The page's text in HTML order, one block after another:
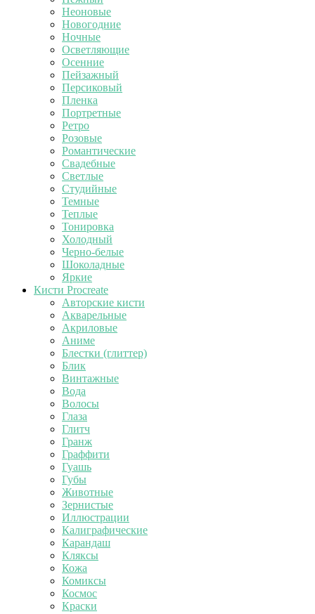
Неоновые
Новогодние
Ночные
Осветляющие
Осенние
Пейзажный
Персиковый
Пленка
Портретные
Ретро
Розовые
Романтические
Свадебные
Светлые
Студийные
Темные
Теплые
Тонировка
Холодный
Черно-белые
Шоколадные
Яркие
Кисти Procreate
Авторские кисти
Акварельные
Акриловые
Аниме
Блестки (глиттер)
Блик
Винтажные
Вода
Волосы
Глаза
Глитч
Гранж
Граффити
Гуашь
Губы
Животные
Зернистые
Иллюстрации
Калиграфические
Карандаш
Кляксы
Кожа
Комиксы
Космос
Краски